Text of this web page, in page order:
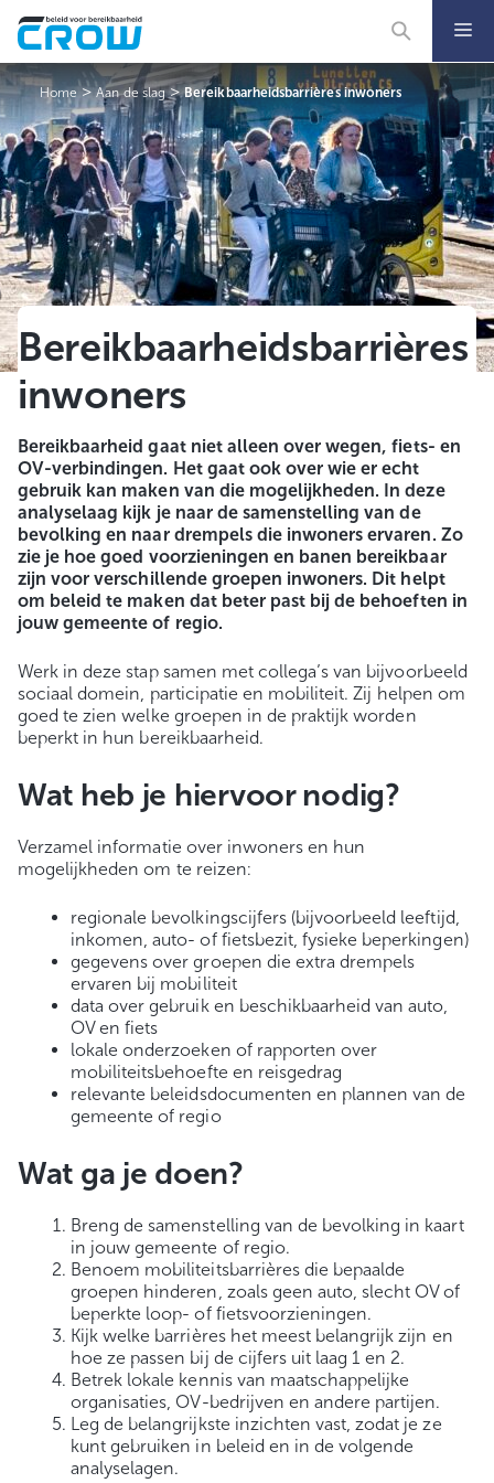
naar
de
inhoud
Home>Aan de slag>Bereikbaarheidsbarrières inwoners
Bereikbaarheidsbarrières
inwoners
Bereikbaarheid gaat niet alleen over wegen, fiets- en
OV-verbindingen. Het gaat ook over wie er echt
gebruik kan maken van die mogelijkheden. In deze
analyselaag kijk je naar de samenstelling van de
bevolking en naar drempels die inwoners ervaren. Zo
zie je hoe goed voorzieningen en banen bereikbaar
zijn voor verschillende groepen inwoners. Dit helpt
om beleid te maken dat beter past bij de behoeften in
jouw gemeente of regio.
Werk in deze stap samen met collega’s van bijvoorbeeld
sociaal domein, participatie en mobiliteit. Zij helpen om
goed te zien welke groepen in de praktijk worden
beperkt in hun bereikbaarheid.
Wat heb je hiervoor nodig?
Verzamel informatie over inwoners en hun
mogelijkheden om te reizen:
regionale bevolkingscijfers (bijvoorbeeld leeftijd,
inkomen, auto- of fietsbezit, fysieke beperkingen)
gegevens over groepen die extra drempels
ervaren bij mobiliteit
data over gebruik en beschikbaarheid van auto,
OV en fiets
lokale onderzoeken of rapporten over
mobiliteitsbehoefte en reisgedrag
relevante beleidsdocumenten en plannen van de
gemeente of regio
Wat ga je doen?
Breng de samenstelling van de bevolking in kaart
in jouw gemeente of regio.
Benoem mobiliteitsbarrières die bepaalde
groepen hinderen, zoals geen auto, slecht OV of
beperkte loop- of fietsvoorzieningen.
Kijk welke barrières het meest belangrijk zijn en
hoe ze passen bij de cijfers uit laag 1 en 2.
Betrek lokale kennis van maatschappelijke
organisaties, OV-bedrijven en andere partijen.
Leg de belangrijkste inzichten vast, zodat je ze
kunt gebruiken in beleid en in de volgende
analyselagen.